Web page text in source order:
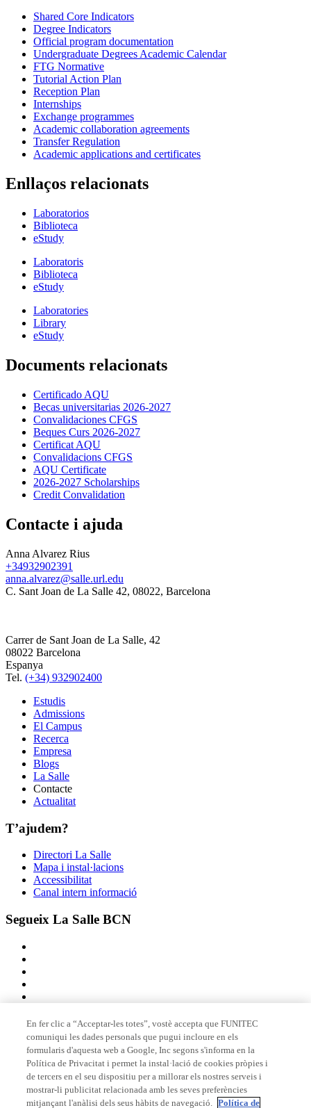
Shared Core Indicators
Degree Indicators
Official program documentation
Undergraduate Degrees Academic Calendar
FTG Normative
Tutorial Action Plan
Reception Plan
Internships
Exchange programmes
Academic collaboration agreements
Transfer Regulation
Academic applications and certificates
Enllaços relacionats
Laboratorios
Biblioteca
eStudy
Laboratoris
Biblioteca
eStudy
Laboratories
Library
eStudy
Documents relacionats
Certificado AQU
Becas universitarias 2026-2027
Convalidaciones CFGS
Beques Curs 2026-2027
Certificat AQU
Convalidacions CFGS
AQU Certificate
2026-2027 Scholarships
Credit Convalidation
Contacte i ajuda
Anna Alvarez Rius
+34932902391
anna.alvarez@salle.url.edu
C. Sant Joan de La Salle 42, 08022, Barcelona
Carrer de Sant Joan de La Salle, 42
08022 Barcelona
Espanya
Tel. (+34) 932902400
Estudis
Admissions
El Campus
Recerca
Empresa
Blogs
La Salle
Contacte
Actualitat
T’ajudem?
Directori La Salle
Mapa i instal·lacions
Accessibilitat
Canal intern informació
Segueix La Salle BCN
Membre de
Acreditacions
En fer clic a “Acceptar-les totes”, vostè accepta que FUNITEC
comuniqui les dades personals que pugui incloure en els
formularis d'aquesta web a Google, Inc segons s'informa en la
Política de Privacitat i permet la instal·lació de cookies pròpies i
de tercers en el seu dispositiu per a millorar els nostres serveis i
mostrar-li publicitat relacionada amb les seves preferències
mitjançant l'anàlisi dels seus hàbits de navegació. Política de